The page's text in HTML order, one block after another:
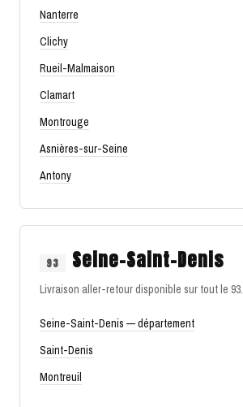
Nanterre
Clichy
Rueil-Malmaison
Clamart
Montrouge
Asnières-sur-Seine
Antony
93 Seine-Saint-Denis
Livraison aller-retour disponible sur tout le 93.
Seine-Saint-Denis — département
Saint-Denis
Montreuil